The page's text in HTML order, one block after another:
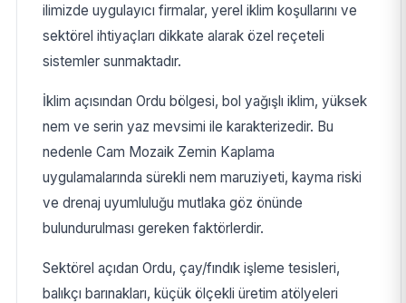
ilimizde uygulayıcı firmalar, yerel iklim koşullarını ve
sektörel ihtiyaçları dikkate alarak özel reçeteli
sistemler sunmaktadır.
İklim açısından Ordu bölgesi, bol yağışlı iklim, yüksek
nem ve serin yaz mevsimi ile karakterizedir. Bu
nedenle Cam Mozaik Zemin Kaplama
uygulamalarında sürekli nem maruziyeti, kayma riski
ve drenaj uyumluluğu mutlaka göz önünde
bulundurulması gereken faktörlerdir.
Sektörel açıdan Ordu, çay/fındık işleme tesisleri,
balıkçı barınakları, küçük ölçekli üretim atölyeleri